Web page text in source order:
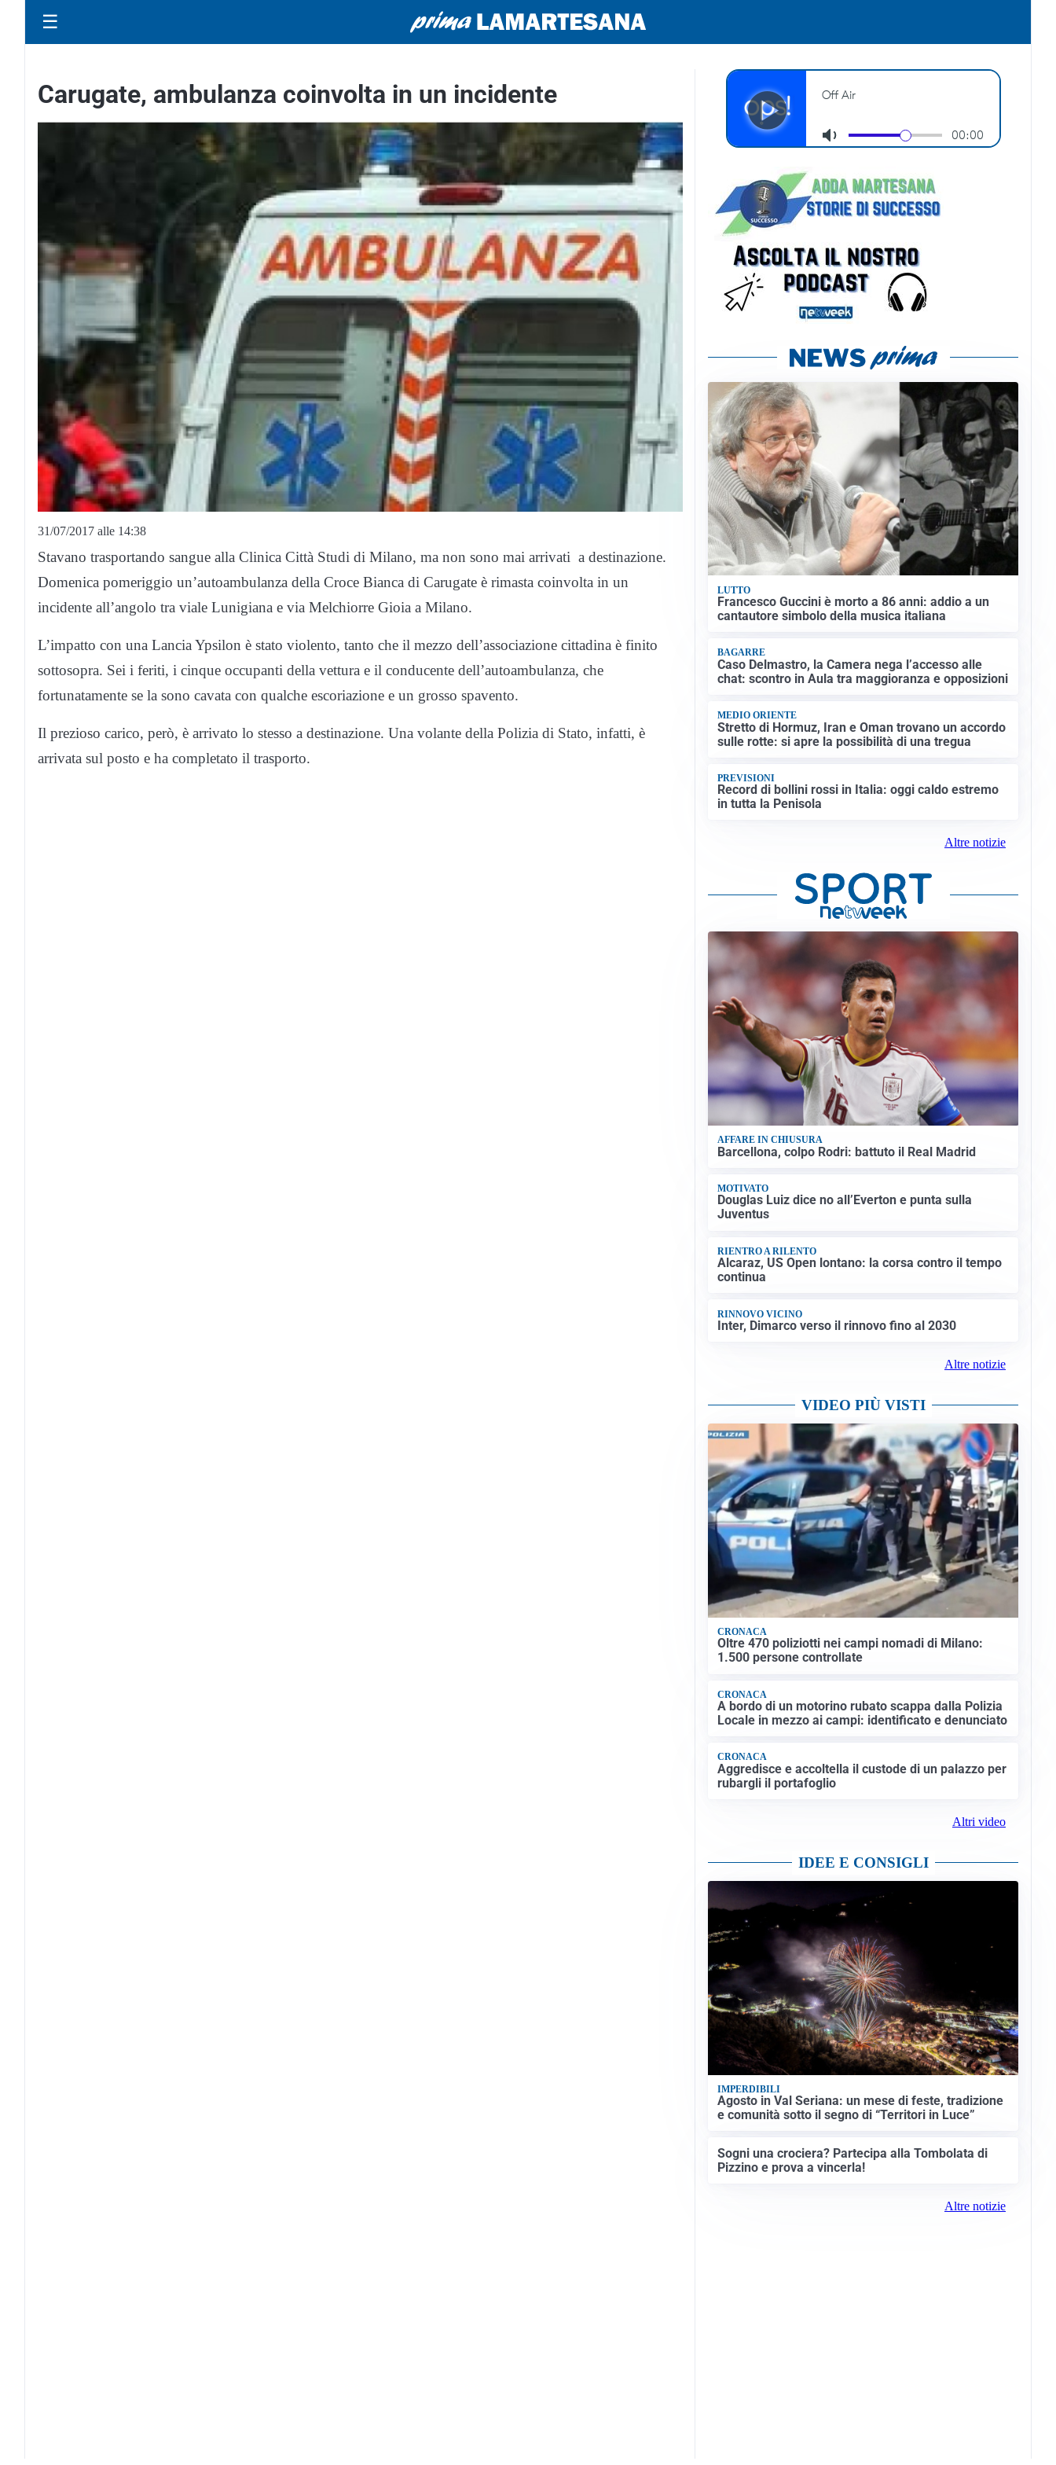
☰
Carugate, ambulanza coinvolta in un incidente
31/07/2017 alle 14:38
Stavano trasportando sangue alla Clinica Città Studi di Milano, ma non sono mai arrivati a destinazione.
Domenica pomeriggio un’autoambulanza della Croce Bianca di Carugate è rimasta coinvolta in un
incidente all’angolo tra viale Lunigiana e via Melchiorre Gioia a Milano.
L’impatto con una Lancia Ypsilon è stato violento, tanto che il mezzo dell’associazione cittadina è finito
sottosopra. Sei i feriti, i cinque occupanti della vettura e il conducente dell’autoambulanza, che
fortunatamente se la sono cavata con qualche escoriazione e un grosso spavento.
Il prezioso carico, però, è arrivato lo stesso a destinazione. Una volante della Polizia di Stato, infatti, è
arrivata sul posto e ha completato il trasporto.
LUTTO
Francesco Guccini è morto a 86 anni: addio a un
cantautore simbolo della musica italiana
BAGARRE
Caso Delmastro, la Camera nega l’accesso alle
chat: scontro in Aula tra maggioranza e opposizioni
MEDIO ORIENTE
Stretto di Hormuz, Iran e Oman trovano un accordo
sulle rotte: si apre la possibilità di una tregua
PREVISIONI
Record di bollini rossi in Italia: oggi caldo estremo
in tutta la Penisola
Altre notizie
AFFARE IN CHIUSURA
Barcellona, colpo Rodri: battuto il Real Madrid
MOTIVATO
Douglas Luiz dice no all’Everton e punta sulla
Juventus
RIENTRO A RILENTO
Alcaraz, US Open lontano: la corsa contro il tempo
continua
RINNOVO VICINO
Inter, Dimarco verso il rinnovo fino al 2030
Altre notizie
VIDEO PIÙ VISTI
CRONACA
Oltre 470 poliziotti nei campi nomadi di Milano:
1.500 persone controllate
CRONACA
A bordo di un motorino rubato scappa dalla Polizia
Locale in mezzo ai campi: identificato e denunciato
CRONACA
Aggredisce e accoltella il custode di un palazzo per
rubargli il portafoglio
Altri video
IDEE E CONSIGLI
IMPERDIBILI
Agosto in Val Seriana: un mese di feste, tradizione
e comunità sotto il segno di “Territori in Luce”
Sogni una crociera? Partecipa alla Tombolata di
Pizzino e prova a vincerla!
Altre notizie